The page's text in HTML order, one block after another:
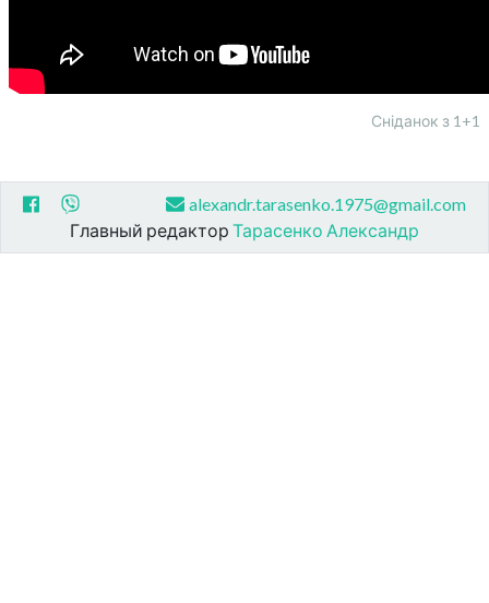
Сніданок з 1+1
alexandr.tarasenko.1975@gmail.com
Главный редактор Тарасенко Александр